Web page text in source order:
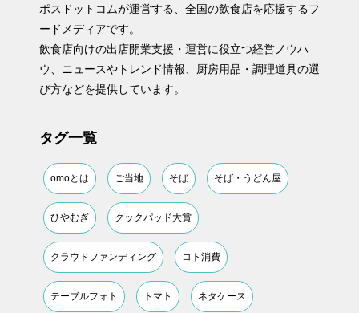
ポスドットコムが運営する、全国の飲食店を応援するフ
ードメディアです。
飲食店向けの出店開業支援・運営に役立つ経営ノウハ
ウ、ニュースやトレンド情報、厨房用品・調理道具の選
び方などを提供しています。
タグ一覧
omoとは ご当地 そば そば・うどん屋
ひやむぎ クックパッド大賞
クラウドファンディング コト消費
テーブルフォト トマト ネタケース